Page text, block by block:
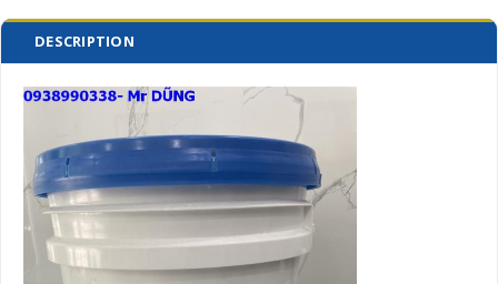
DESCRIPTION